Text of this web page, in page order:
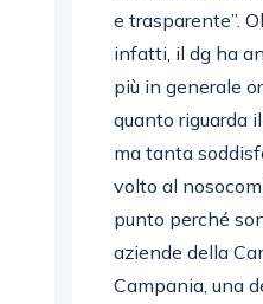
e trasparente”.
infatti, il dg ha
più in generale
quanto riguarda
ma tanta
volto al
punto perché
aziende della
Campania, una